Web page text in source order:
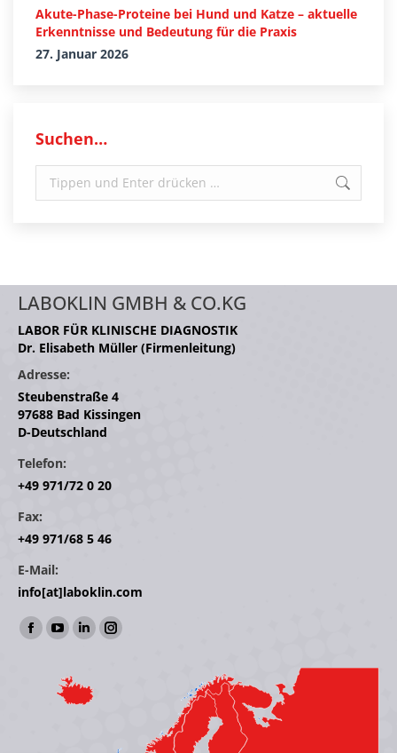
Akute-Phase-Proteine bei Hund und Katze – aktuelle
Erkenntnisse und Bedeutung für die Praxis
27. Januar 2026
Suchen…
LABOKLIN GMBH & CO.KG
LABOR FÜR KLINISCHE DIAGNOSTIK
Dr. Elisabeth Müller (Firmenleitung)
Adresse:
Steubenstraße 4
97688 Bad Kissingen
D-Deutschland
Telefon:
+49 971/72 0 20
Fax:
+49 971/68 5 46
E-Mail:
info[at]laboklin.com
Finden Sie uns auf:
Facebook
opens
YouTube
opens
in
Linkedin
opens
in
Instagram